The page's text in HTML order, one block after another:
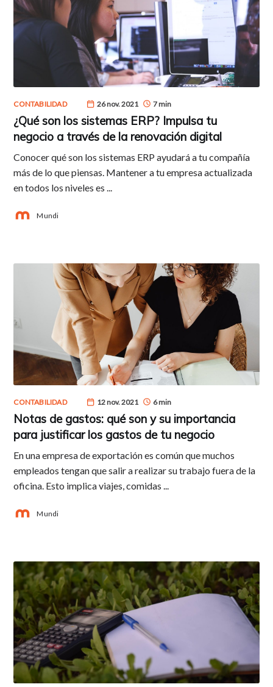
CONTABILIDAD 26 nov. 2021 7 min
¿Qué son los sistemas ERP? Impulsa tu
negocio a través de la renovación digital
Conocer qué son los sistemas ERP ayudará a tu compañía
más de lo que piensas. Mantener a tu empresa actualizada
en todos los niveles es ...
Mundi
CONTABILIDAD 12 nov. 2021 6 min
Notas de gastos: qué son y su importancia
para justificar los gastos de tu negocio
En una empresa de exportación es común que muchos
empleados tengan que salir a realizar su trabajo fuera de la
oficina. Esto implica viajes, comidas ...
Mundi